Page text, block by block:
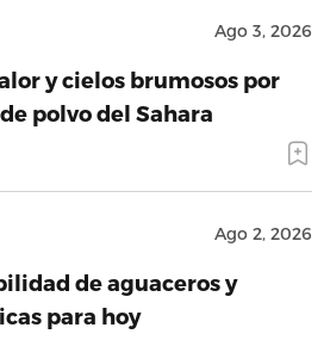
Ago 3, 2026
y cielos brumosos por
polvo del Sahara
Ago 2, 2026
de aguaceros y
para hoy